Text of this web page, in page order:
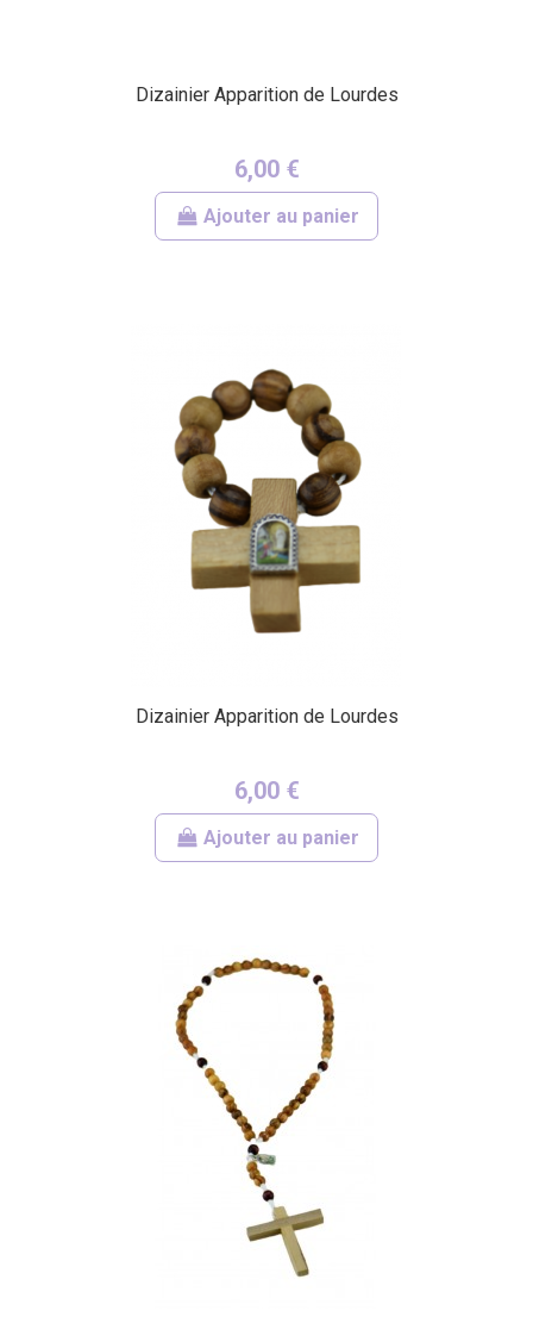
Dizainier Apparition de Lourdes
6,00 €
Ajouter au panier
Dizainier Apparition de Lourdes
6,00 €
Ajouter au panier